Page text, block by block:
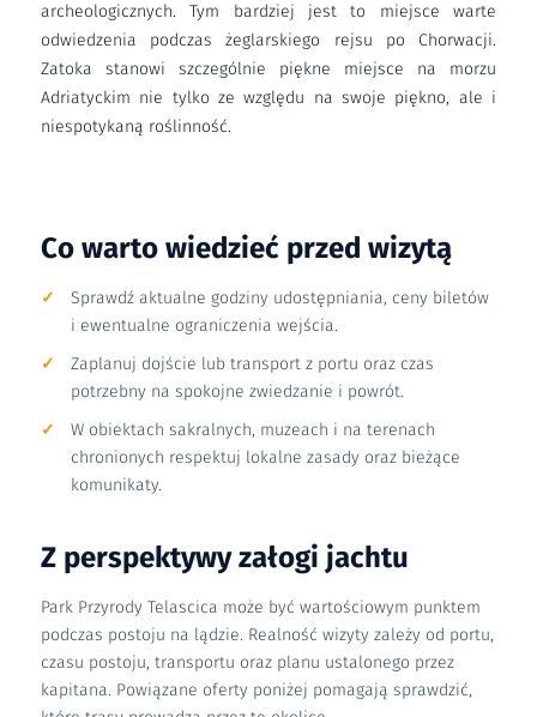
archeologicznych. Tym bardziej jest to miejsce warte
odwiedzenia podczas żeglarskiego rejsu po Chorwacji.
Zatoka stanowi szczególnie piękne miejsce na morzu
Adriatyckim nie tylko ze względu na swoje piękno, ale i
niespotykaną roślinność.
Co warto wiedzieć przed wizytą
Sprawdź aktualne godziny udostępniania, ceny biletów
i ewentualne ograniczenia wejścia.
Zaplanuj dojście lub transport z portu oraz czas
potrzebny na spokojne zwiedzanie i powrót.
W obiektach sakralnych, muzeach i na terenach
chronionych respektuj lokalne zasady oraz bieżące
komunikaty.
Z perspektywy załogi jachtu
Park Przyrody Telascica może być wartościowym punktem
podczas postoju na lądzie. Realność wizyty zależy od portu,
czasu postoju, transportu oraz planu ustalonego przez
kapitana. Powiązane oferty poniżej pomagają sprawdzić,